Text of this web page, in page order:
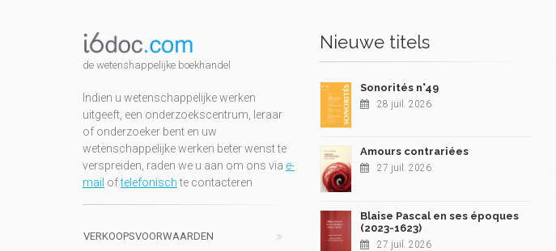
de wetenshappelijke boekhandel
Indien u wetenschappelijke werken
uitgeeft, een onderzoekscentrum, leraar
of onderzoeker bent en uw
wetenschappelijke werken beter wenst te
verspreiden, raden we u aan om ons via e-
mail oftelefonischte contacteren
VERKOOPSVOORWAARDEN
Nieuwe titels
Sonorités n°49
28 juil. 2026
Amours contrariées
27 juil. 2026
Blaise Pascal en ses époques
(2023-1623)
27 juil. 2026